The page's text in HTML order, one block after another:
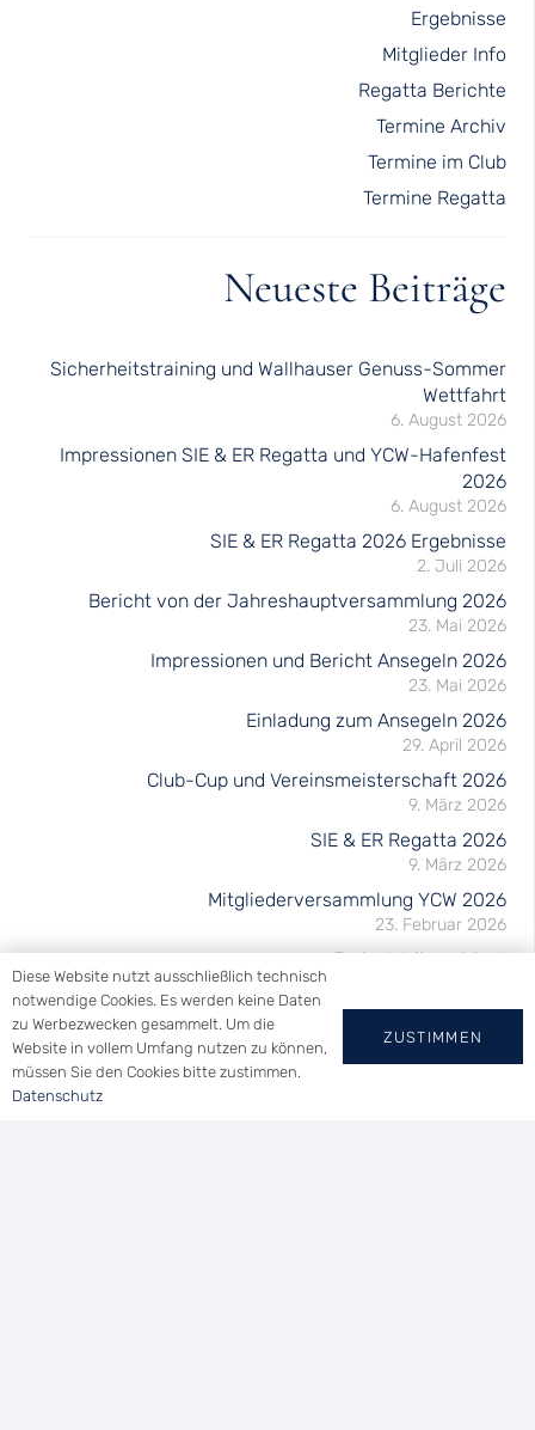
Ergebnisse
Mitglieder Info
Regatta Berichte
Termine Archiv
Termine im Club
Termine Regatta
Neueste Beiträge
Sicherheitstraining und Wallhauser Genuss-Sommer
Wettfahrt
6. August 2026
Impressionen SIE & ER Regatta und YCW-Hafenfest
2026
6. August 2026
SIE & ER Regatta 2026 Ergebnisse
2. Juli 2026
Bericht von der Jahreshauptversammlung 2026
23. Mai 2026
Impressionen und Bericht Ansegeln 2026
23. Mai 2026
Einladung zum Ansegeln 2026
29. April 2026
Club-Cup und Vereinsmeisterschaft 2026
9. März 2026
SIE & ER Regatta 2026
9. März 2026
Mitgliederversammlung YCW 2026
23. Februar 2026
Frohe Weihnachten!
Diese Website nutzt ausschließlich technisch
notwendige Cookies. Es werden keine Daten
zu Werbezwecken gesammelt. Um die
Website in vollem Umfang nutzen zu können,
müssen Sie den Cookies bitte zustimmen.
Datenschutz
ZUSTIMMEN